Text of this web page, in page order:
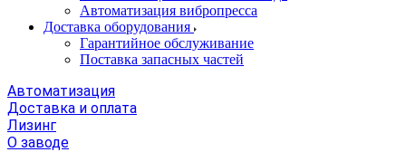
Автоматизация вибропресса
Доставка оборудования
Гарантийное обслуживание
Поставка запасных частей
Автоматизация
Доставка и оплата
Лизинг
О заводе